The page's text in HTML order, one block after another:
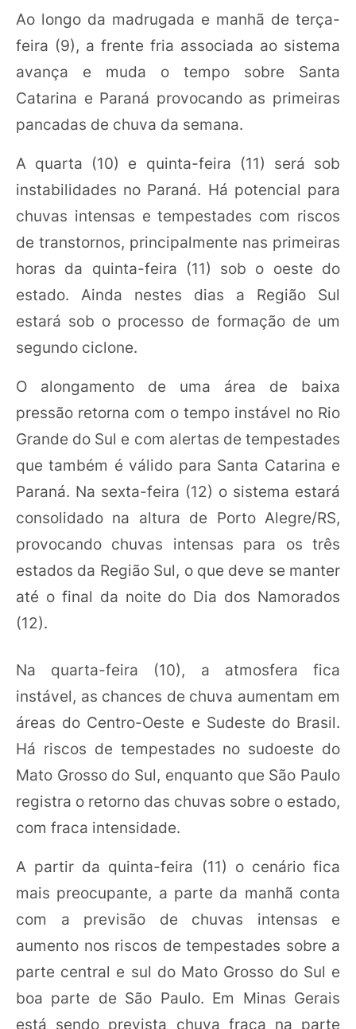
Ao longo da madrugada e manhã de terça-
feira (9), a frente fria associada ao sistema
avança e muda o tempo sobre Santa
Catarina e Paraná provocando as primeiras
pancadas de chuva da semana.
A quarta (10) e quinta-feira (11) será sob
instabilidades no Paraná. Há potencial para
chuvas intensas e tempestades com riscos
de transtornos, principalmente nas primeiras
horas da quinta-feira (11) sob o oeste do
estado. Ainda nestes dias a Região Sul
estará sob o processo de formação de um
segundo ciclone.
O alongamento de uma área de baixa
pressão retorna com o tempo instável no Rio
Grande do Sul e com alertas de tempestades
que também é válido para Santa Catarina e
Paraná. Na sexta-feira (12) o sistema estará
consolidado na altura de Porto Alegre/RS,
provocando chuvas intensas para os três
estados da Região Sul, o que deve se manter
até o final da noite do Dia dos Namorados
(12).
Na quarta-feira (10), a atmosfera fica
instável, as chances de chuva aumentam em
áreas do Centro-Oeste e Sudeste do Brasil.
Há riscos de tempestades no sudoeste do
Mato Grosso do Sul, enquanto que São Paulo
registra o retorno das chuvas sobre o estado,
com fraca intensidade.
A partir da quinta-feira (11) o cenário fica
mais preocupante, a parte da manhã conta
com a previsão de chuvas intensas e
aumento nos riscos de tempestades sobre a
parte central e sul do Mato Grosso do Sul e
boa parte de São Paulo. Em Minas Gerais
está sendo prevista chuva fraca na parte